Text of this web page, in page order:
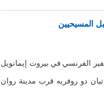
المسيحيين
الفرنسي في بيروت إيمانويل
دو روفريه قرب مدينة روان